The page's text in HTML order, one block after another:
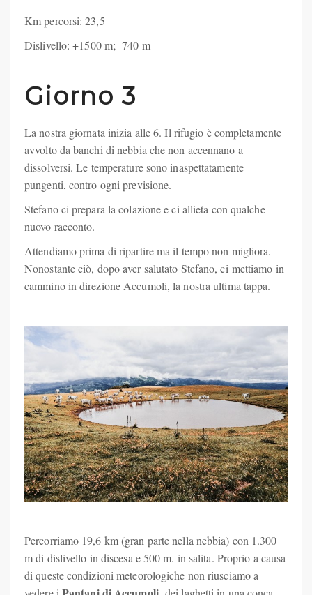
Km percorsi: 23,5
Dislivello: +1500 m; -740 m
Giorno 3
La nostra giornata inizia alle 6. Il rifugio è completamente
avvolto da banchi di nebbia che non accennano a
dissolversi. Le temperature sono inaspettatamente
pungenti, contro ogni previsione.
Stefano ci prepara la colazione e ci allieta con qualche
nuovo racconto.
Attendiamo prima di ripartire ma il tempo non migliora.
Nonostante ciò, dopo aver salutato Stefano, ci mettiamo in
cammino in direzione Accumoli, la nostra ultima tappa.
Percorriamo 19,6 km (gran parte nella nebbia) con 1.300
m di dislivello in discesa e 500 m. in salita. Proprio a causa
di queste condizioni meteorologiche non riusciamo a